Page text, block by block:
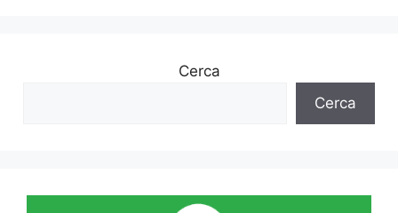
Cerca
Cerca